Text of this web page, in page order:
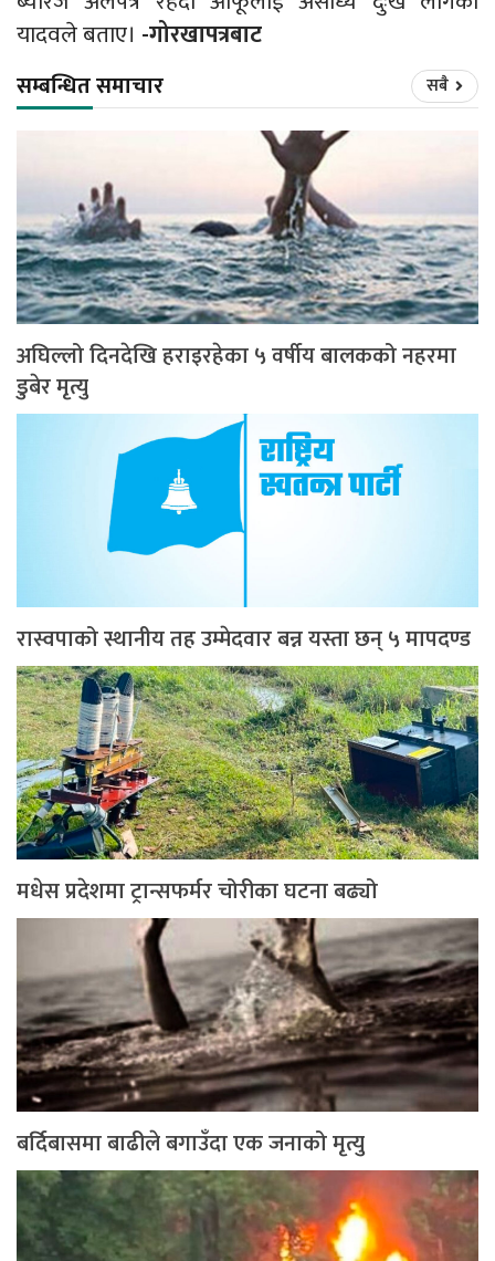
यादवले बताए। -गोरखापत्रबाट
सम्बन्धित समाचार सबै
अघिल्लो दिनदेखि हराइरहेका ५ वर्षीय बालकको नहरमा
डुबेर मृत्यु
रास्वपाको स्थानीय तह उम्मेदवार बन्न यस्ता छन् ५ मापदण्ड
मधेस प्रदेशमा ट्रान्सफर्मर चोरीका घटना बढ्यो
बर्दिबासमा बाढीले बगाउँदा एक जनाको मृत्यु